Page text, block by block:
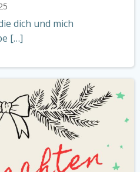
dich und mich
[…]